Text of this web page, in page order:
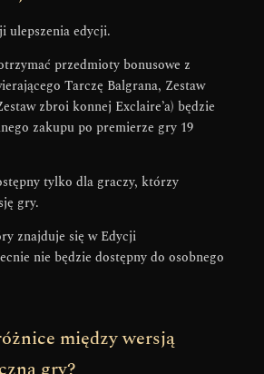
ulepszenia edycji.
przedmioty bonusowe z
Tarczę Balgrana, Zestaw
zbroi konnej Exclaire’a) będzie
zakupu po premierze gry 19
tylko dla graczy, którzy
gry.
znajduje się w Edycji
nie będzie dostępny do osobnego
między wersją
gry?